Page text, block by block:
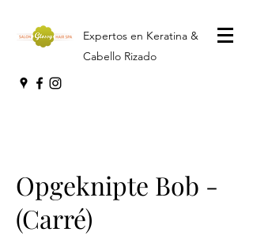
Expertos en Keratina &
Cabello Rizado
Opgeknipte Bob -
(Carré)